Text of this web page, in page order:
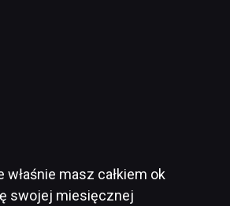
masz całkiem ok
swojej miesięcznej